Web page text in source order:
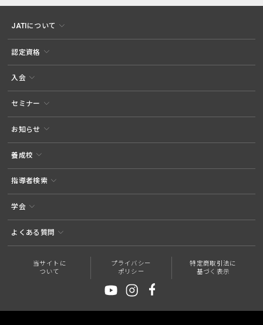
JATIについて
認定資格
入会
セミナー
お知らせ
養成校
指導者検索
学会
よくある質問
当サイトに
ついて
プライバシー
ポリシー
特定商取引法に
基づく表示